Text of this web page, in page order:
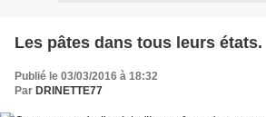
Les pâtes dans tous leurs états.
Publié le 03/03/2016 à 18:32
Par DRINETTE77